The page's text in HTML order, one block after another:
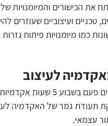
את הכישורים והמיומנויות
ועיצוביים שעוזרים
כמו מיומנויות פיתוח
לעיצוב
קורס עיצוב שמלות כלה הוא קורס הכולל 30
תעודת גמר של האקדמיה
עצמאי.